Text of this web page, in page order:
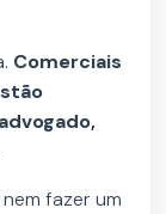
Comerciais
fazer um